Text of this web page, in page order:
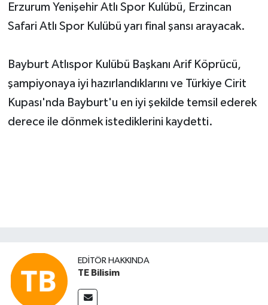
Erzurum Yenişehir Atlı Spor Kulübü, Erzincan
Safari Atlı Spor Kulübü yarı final şansı arayacak.
Bayburt Atlıspor Kulübü Başkanı Arif Köprücü,
şampiyonaya iyi hazırlandıklarını ve Türkiye Cirit
Kupası'nda Bayburt'u en iyi şekilde temsil ederek
derece ile dönmek istediklerini kaydetti.
EDITÖR HAKKINDA
TE Bilisim